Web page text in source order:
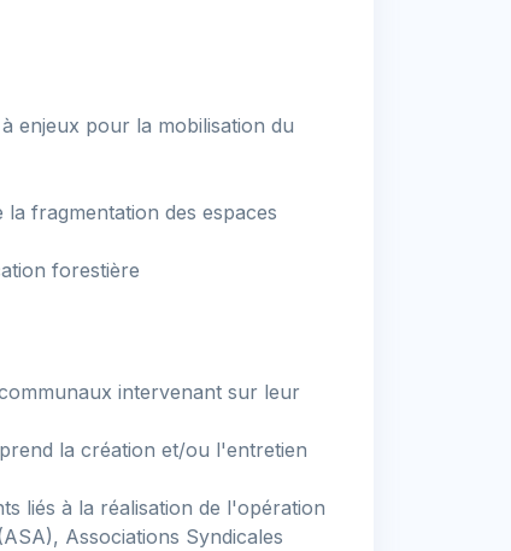
enjeux pour la mobilisation du
fragmentation des espaces
forestière
intervenant sur leur
la création et/ou l'entretien
liés à la réalisation de l'opération
Associations Syndicales